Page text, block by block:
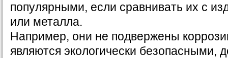
популярными, если сравнивать их с
или металла.
Например, они не подвержены
являются экологически безопасными,